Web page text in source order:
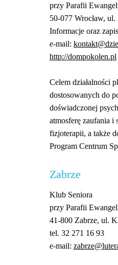
przy Parafii
50-077 Wrocław,
Informacje oraz
e-mail:
http://dompokolen.pl
Celem działalności
dostosowanych do
doświadczonej
atmosferę zaufania i
fizjoterapii, a także
Program Centrum
Zabrze
Klub Seniora
przy Parafii
41-800 Zabrze, ul.
tel. 32 271 16 93
e-mail: